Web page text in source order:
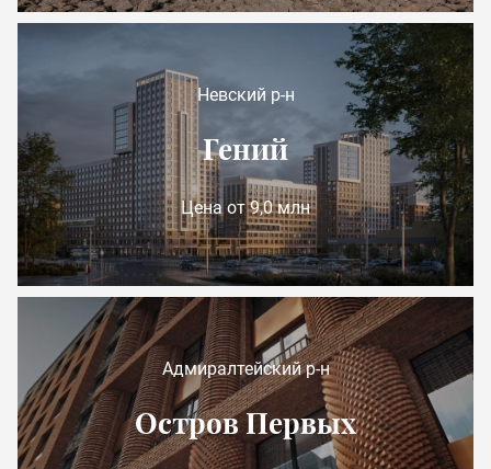
Невский р-н
Гений
Цена от 9,0 млн
Адмиралтейский р-н
Остров Первых